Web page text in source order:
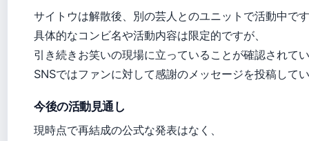
サイトウは解散後、別の芸人とのユニットで活動中で
具体的なコンビ名や活動内容は限定的ですが、
引き続きお笑いの現場に立っていることが確認されて
SNSではファンに対して感謝のメッセージを投稿して
今後の活動見通し
現時点で再結成の公式な発表はなく、